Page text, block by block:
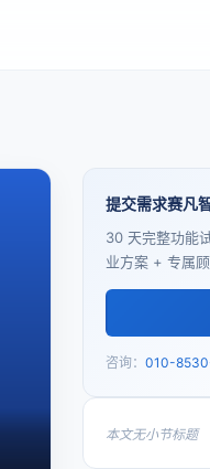
提交需求赛凡
30 天完整功能
业方案 + 专属顾
咨询： 010-
本文无小节标题